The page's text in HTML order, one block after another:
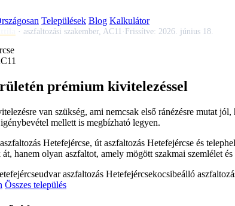
Települések Blog Kalkulátor
· aszfaltozási szakember, AC11 Frissítve: 2026. június 18.
prémium kivitelezéssel
van szükség, ami nemcsak első ránézésre mutat
mellett is megbízható legyen.
Hetefejércse, út aszfaltozás Hetefejércse és
hanem olyan aszfaltot, amely mögött szakmai szemlélet
udvar aszfaltozás Hetefejércsekocsibeálló
Összes település